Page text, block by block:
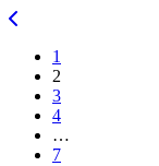
1
2
3
4
…
7